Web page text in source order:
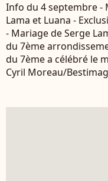
Info du 4 septembre -
Lama et Luana -
- Mariage de Serge
du 7ème
du 7ème a célébré le
Cyril Moreau/